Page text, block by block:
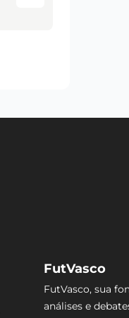
FutVasco
FutVasco, sua
análises e